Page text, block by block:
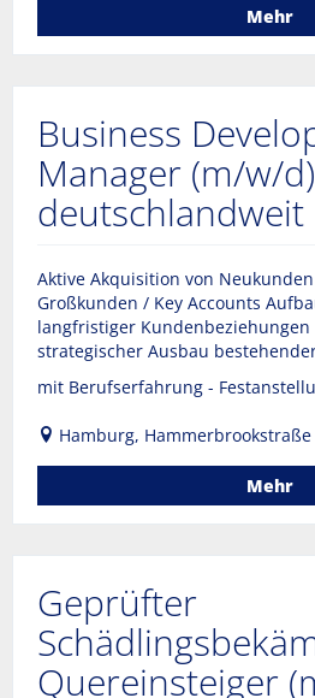
Mehr
Business
Manager (m/w/d)
deutschlandweit
Aktive Akquisition von
Großkunden / Key Accounts
langfristiger
strategischer Ausbau
mit Berufserfahrung -
Hamburg,
Mehr
Geprüfter
Quereinsteiger